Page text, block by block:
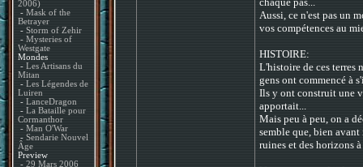
2006)
- Mask of the
Betrayer
- Storm of Zehir
- Mysteries of
Westgate
Mondes
- Les Artisans du
Mitan
- Les Légendes de
Luiren
- LanceDragon
- La Bataille pour
Cormanthor
- Man O'War
- Sendarie Nouvel
Âge
Preview
- 29 Mars 2006
Aussi, ce n'est pas un
vos compétences au
HISTOIRE:
L'histoire de ces terres
gens ont commencé à
Ils y ont construit une
apportait...
Mais peu à peu, on a
semble que, bien avant
ruines et des horizons